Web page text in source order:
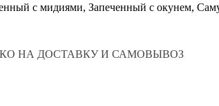
с мидиями, Запеченный с окунем,
НА ДОСТАВКУ И САМОВЫВОЗ